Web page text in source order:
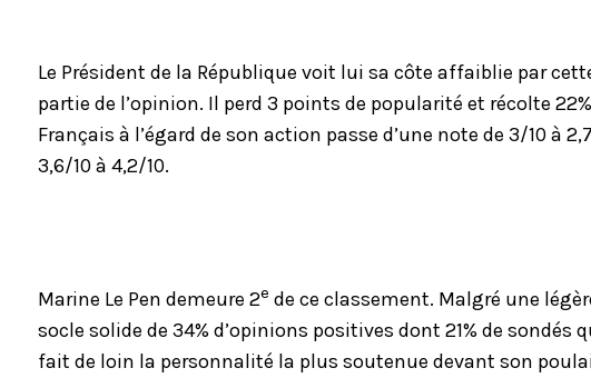
Le Président de la République voit lui sa côte affaiblie par
partie de l’opinion. Il perd 3 points de popularité et récolte
Français à l’égard de son action passe d’une note de 3/10 à
3,6/10 à 4,2/10.
Marine Le Pen demeure 2e de ce classement. Malgré une
socle solide de 34% d’opinions positives dont 21% de
fait de loin la personnalité la plus soutenue devant son